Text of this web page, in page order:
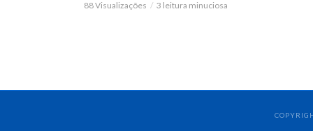
88 Visualizações 3 leitura minuciosa